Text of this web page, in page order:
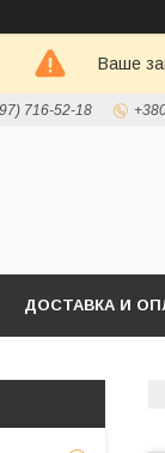
Ваше
716-52-18
ДОСТАВКА И